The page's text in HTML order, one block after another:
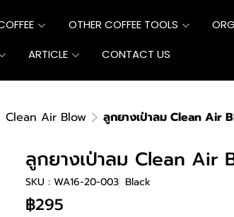
OTHER COFFEE TOOLS
ARTICLE CONTACT US
Clean Air Blow ลูกยางเป่าลม Clean Air
ลูกยางเป่าลม Clean Air
SKU : WA16-20-003 Black
฿295